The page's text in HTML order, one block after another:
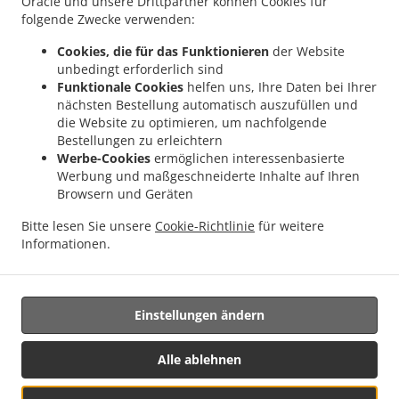
folgende Zwecke verwenden:
Cookies, die für das Funktionieren der Website
unbedingt erforderlich sind
Funktionale Cookies helfen uns, Ihre Daten bei Ihrer
nächsten Bestellung automatisch auszufüllen und
die Website zu optimieren, um nachfolgende
Bestellungen zu erleichtern
Werbe-Cookies ermöglichen interessenbasierte
Werbung und maßgeschneiderte Inhalte auf Ihren
Browsern und Geräten
Bitte lesen Sie unsere Cookie-Richtlinie für weitere
Informationen.
Alle ablehnen
Einstellungen ändern
Münchener Str. 15, 85604 Zorneding, Germany
+49 1525 7562789
Tischreservierung
Im Voraus bestellen
Kontakt
Mitnehmen Zorneding
Unterstützt von:
Gastro&IT Solutions Wittenberg | service@gastrokassen.bayern |